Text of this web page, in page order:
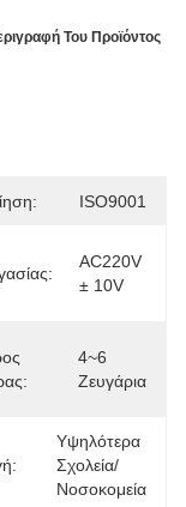
Του Προϊόντος
ISO9001
AC220V
± 10V
4~6
Ζευγάρια
Υψηλότερα
Σχολεία/
Νοσοκομεία